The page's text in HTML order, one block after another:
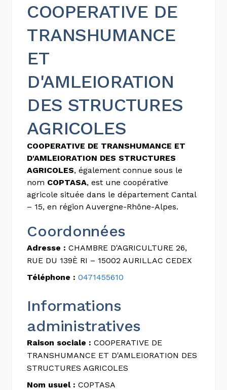
COOPERATIVE DE
TRANSHUMANCE
ET
D'AMLEIORATION
DES STRUCTURES
AGRICOLES
COOPERATIVE DE TRANSHUMANCE ET
D'AMLEIORATION DES STRUCTURES
AGRICOLES, également connue sous le
nom COPTASA, est une coopérative
agricole située dans le département Cantal
– 15, en région Auvergne-Rhône-Alpes.
Coordonnées
Adresse : CHAMBRE D'AGRICULTURE 26,
RUE DU 139È RI – 15002 AURILLAC CEDEX
Téléphone : 0471455610
Informations
administratives
Raison sociale : COOPERATIVE DE
TRANSHUMANCE ET D'AMLEIORATION DES
STRUCTURES AGRICOLES
Nom usuel : COPTASA